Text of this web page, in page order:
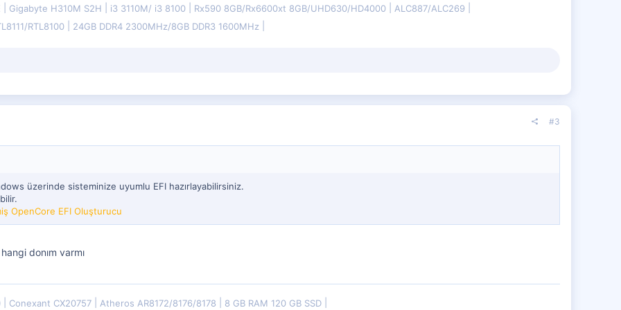
Gigabyte H310M S2H i3 3110M/ i3 8100 Rx590 8GB/Rx6600xt 8GB/UHD630/HD4000
ALC887/ALC269
RTL8100
24GB DDR4 2300MHz/8GB DDR3 1600MHz
#3
üzerinde sisteminize uyumlu EFI hazırlayabilirsiniz.
OpenCore EFI Oluşturucu
donım varmı
Conexant CX20757 Atheros AR8172/8176/8178 8 GB RAM 120 GB SSD